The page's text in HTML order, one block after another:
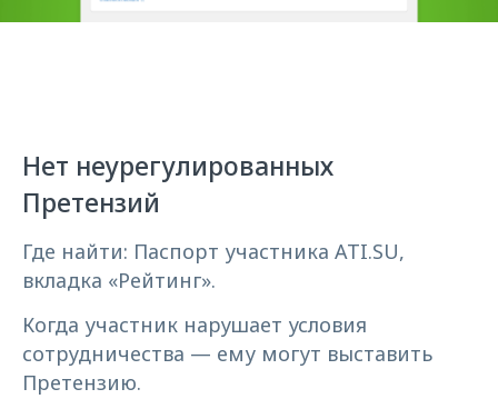
Нет неурегулированных
Претензий
Где найти: Паспорт участника ATI.SU,
вкладка «Рейтинг».
Когда участник нарушает условия
сотрудничества — ему могут выставить
Претензию.